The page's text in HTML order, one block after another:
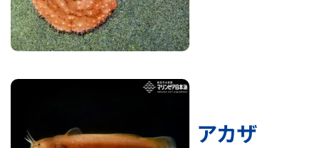
アカザ